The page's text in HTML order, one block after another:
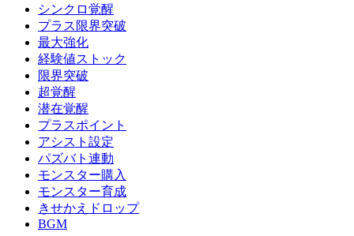
シンクロ覚醒
プラス限界突破
最大強化
経験値ストック
限界突破
超覚醒
潜在覚醒
プラスポイント
アシスト設定
パズバト連動
モンスター購入
モンスター育成
きせかえドロップ
BGM